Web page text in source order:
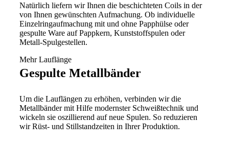
Natürlich liefern wir Ihnen die beschichteten Coils in der
von Ihnen gewünschten Aufmachung. Ob individuelle
Einzelringaufmachung mit und ohne Papphülse oder
gespulte Ware auf Pappkern, Kunststoffspulen oder
Metall-Spulgestellen.
Gespulte Metallbänder
Mehr Lauflänge
Um die Lauflängen zu erhöhen, verbinden wir die
Metallbänder mit Hilfe modernster Schweißtechnik und
wickeln sie oszillierend auf neue Spulen. So reduzieren
wir Rüst- und Stillstandzeiten in Ihrer Produktion.